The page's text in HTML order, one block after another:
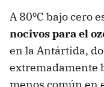
A 80ºC bajo cero
nocivos para el
en la Antártida,
extremadamente
menos común en